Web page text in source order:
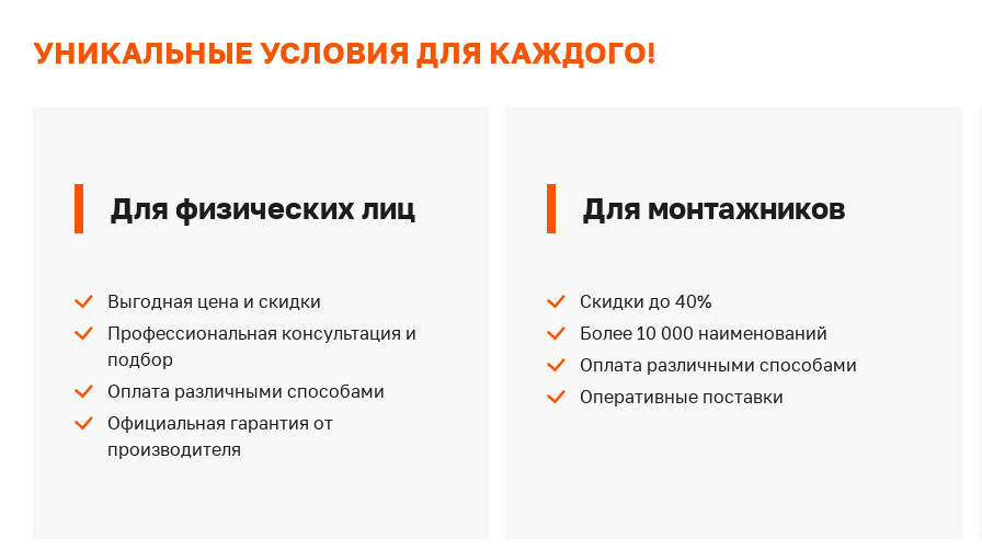
УНИКАЛЬНЫЕ УСЛОВИЯ ДЛЯ КАЖДОГО!
Для физических лиц
Выгодная цена и скидки
Профессиональная консультация и
подбор
Оплата различными способами
Официальная гарантия от
производителя
Для монтажников
Скидки до 40%
Более 10 000 наименований
Оплата различными способами
Оперативные поставки